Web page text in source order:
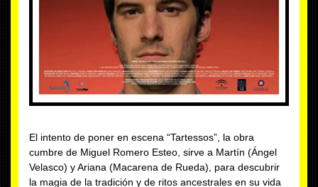
El intento de poner en escena “Tartessos”, la obra
cumbre de Miguel Romero Esteo, sirve a Martín (Ángel
Velasco) y Ariana (Macarena de Rueda), para descubrir
la magia de la tradición y de ritos ancestrales en su vida